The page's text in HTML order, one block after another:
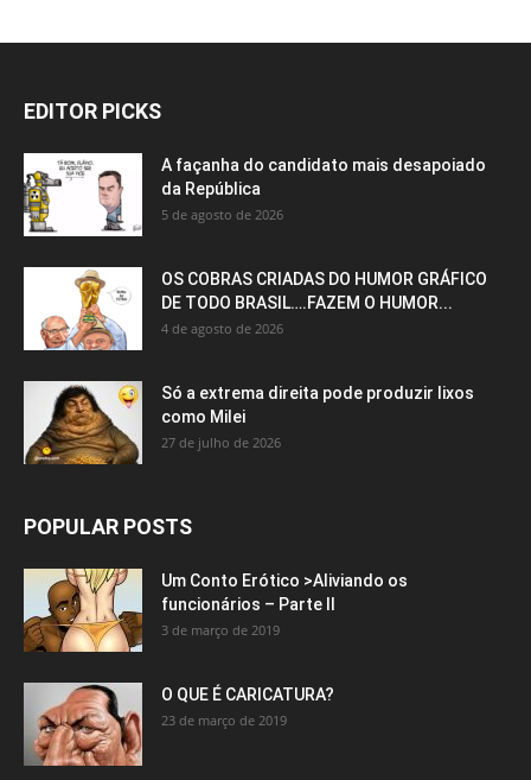
EDITOR PICKS
A façanha do candidato mais desapoiado
da República
5 de agosto de 2026
OS COBRAS CRIADAS DO HUMOR GRÁFICO
DE TODO BRASIL….FAZEM O HUMOR...
4 de agosto de 2026
Só a extrema direita pode produzir lixos
como Milei
27 de julho de 2026
POPULAR POSTS
Um Conto Erótico >Aliviando os
funcionários – Parte II
3 de março de 2019
O QUE É CARICATURA?
23 de março de 2019